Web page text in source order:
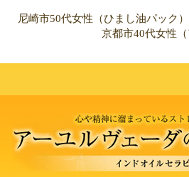
尼崎市50代女性（ひまし油パック）
京都市40代女性（